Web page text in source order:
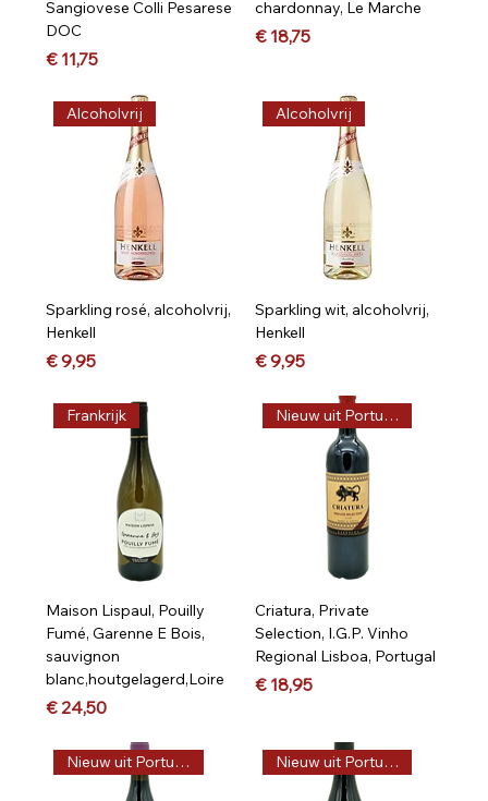
Sangiovese Colli Pesarese
DOC
Prijs
€ 11,75
chardonnay, Le Marche
Prijs
€ 18,75
Alcoholvrij
Sparkling rosé, alcoholvrij,
Henkell
Prijs
€ 9,95
Alcoholvrij
Sparkling wit, alcoholvrij,
Henkell
Prijs
€ 9,95
Frankrijk
Maison Lispaul, Pouilly
Fumé, Garenne E Bois,
sauvignon
blanc,houtgelagerd,Loire
Prijs
€ 24,50
Nieuw uit Portugal, Vega
Criatura, Private
Selection, I.G.P. Vinho
Regional Lisboa, Portugal
Prijs
€ 18,95
Nieuw uit Portugal, Vega Nieuw uit Portugal, Vega